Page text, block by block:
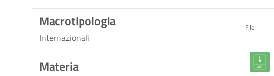
Macrotipologia
Internazionali
Materia
File